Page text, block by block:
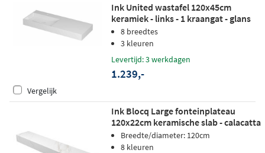
Ink United wastafel 120x45cm
keramiek - links - 1 kraangat - glans
wit8 breedtes
3 kleuren
Levertijd: 3 werkdagen
1.239,-
Vergelijk
Ink Blocq Large fonteinplateau
120x22cm keramische slab - calacatta
matBreedte/diameter: 120cm
8 kleuren